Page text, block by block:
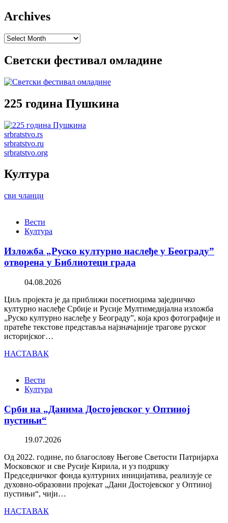
Archives
Archives
Светски фестивал омладине
225 година Пушкина
srbratstvo.rs
srbratstvo.ru
srbratstvo.org
Култура
сви чланци
Вести
Култура
Изложба „Руско културно наслеђе у Београду”
отворена у Библиотеци града
04.08.2026
Циљ пројекта је да приближи посетиоцима заједничко
културно наслеђе Србије и Русије Мултимедијална изложба
„Руско културно наслеђе у Београду”, која кроз фотографије и
пратеће текстове представља најзначајније трагове руског
историјског…
НАСТАВАК
Вести
Култура
Срби на „Данима Достојевског у Оптиној
пустињи“
19.07.2026
Од 2022. године, по благослову Његове Светости Патријарха
Московског и све Русије Кирила, и уз подршку
Председничког фонда културних иницијатива, реализује се
духовно-образовни пројекат „Дани Достојевског у Оптиној
пустињи“, чији…
НАСТАВАК